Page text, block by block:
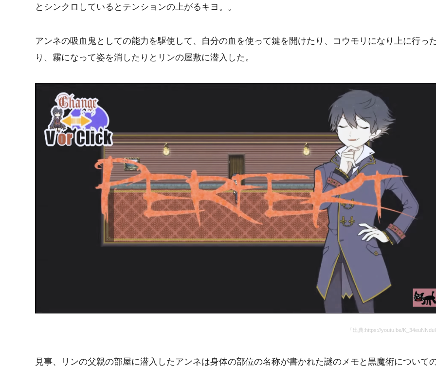
とシンクロしているとテンションの上がるキヨ。。
アンネの吸血鬼としての能力を駆使して、自分の血を使って鍵を開けたり、コウモリになり上に行っ
り、霧になって姿を消したりとリンの屋敷に潜入した。
「出典:https://youtu.be/
見事、リンの父親の部屋に潜入したアンネは身体の部位の名称が書かれた謎のメモと黒魔術について